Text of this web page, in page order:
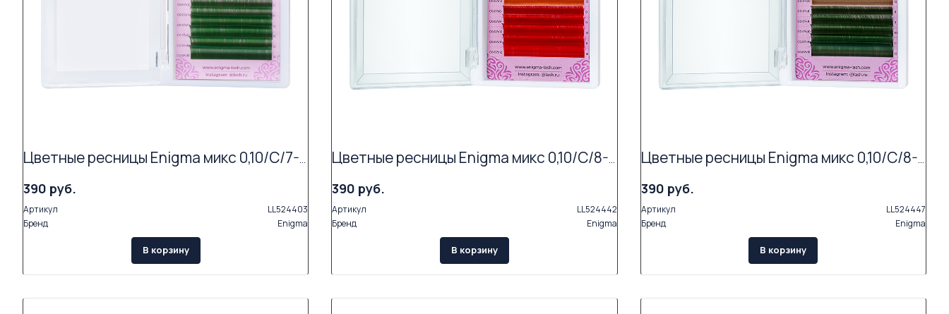
Цветные ресницы Enigma микс 0,10/C/7-13 mm "Зеленый" (16 линий)
390 руб.
Артикул
LL524403
Бренд
Enigma
В корзину
Цветные ресницы Enigma микс 0,10/C/8-12 mm "Spicy citrus" (15 линий)
390 руб.
Артикул
LL524442
Бренд
Enigma
В корзину
Цветные ресницы Enigma микс 0,10/C/8-12 mm "Deep forest" (15 линий)
390 руб.
Артикул
LL524447
Бренд
Enigma
В корзину